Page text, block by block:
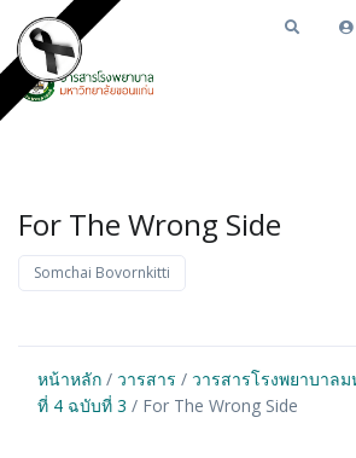
For The Wrong Side
Somchai Bovornkitti
หน้าหลัก / วารสาร / วารสารโรงพยาบาล
ที่ 4 ฉบับที่ 3 / For The Wrong Side